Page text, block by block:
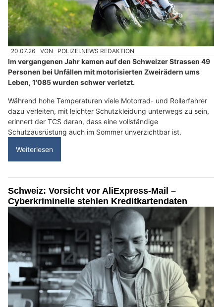
20.07.26 VON POLIZEI.NEWS REDAKTION
Im vergangenen Jahr kamen auf den Schweizer Strassen 49
Personen bei Unfällen mit motorisierten Zweirädern ums
Leben, 1'085 wurden schwer verletzt.
Während hohe Temperaturen viele Motorrad- und Rollerfahrer
dazu verleiten, mit leichter Schutzkleidung unterwegs zu sein,
erinnert der TCS daran, dass eine vollständige
Schutzausrüstung auch im Sommer unverzichtbar ist.
Weiterlesen
Schweiz: Vorsicht vor AliExpress-Mail –
Cyberkriminelle stehlen Kreditkartendaten